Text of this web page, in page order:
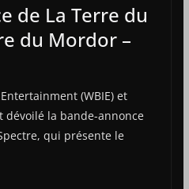
de La Terre du
du Mordor –
(WBIE) et
la bande-annonce
qui présente le